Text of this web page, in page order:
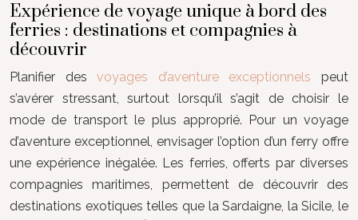
Expérience de voyage unique à bord des
ferries : destinations et compagnies à
découvrir
Planifier desvoyages d’aventure exceptionnels peut
s’avérer stressant, surtout lorsqu’il s’agit de choisir le
mode de transport le plus approprié. Pour un voyage
d’aventure exceptionnel, envisager l’option d’un ferry offre
une expérience inégalée. Les ferries, offerts par diverses
compagnies maritimes, permettent de découvrir des
destinations exotiques telles que la Sardaigne, la Sicile, le